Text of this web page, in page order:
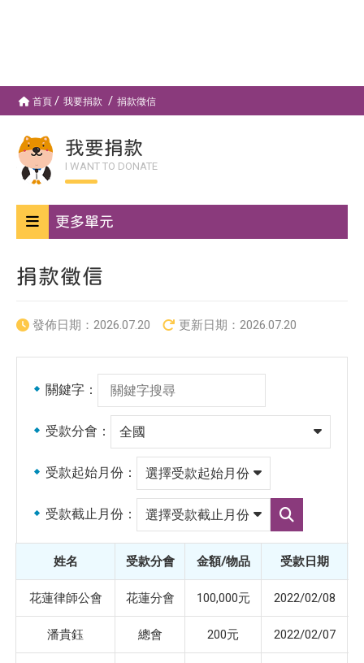
首頁 我要捐款 捐款徵信
我要捐款
I WANT TO DONATE
更多單元
捐款徵信
發佈日期： 2026.07.20 更新日期： 2026.07.20
關鍵字：
受款分會：
受款起始月份：
受款截止月份：
選
擇
受
款
截
止
月
份
姓名 受款分會 金額/物品 受款日期
花蓮律師公會 花蓮分會 100,000元 2022/02/08
潘貴鈺 總會 200元 2022/02/07